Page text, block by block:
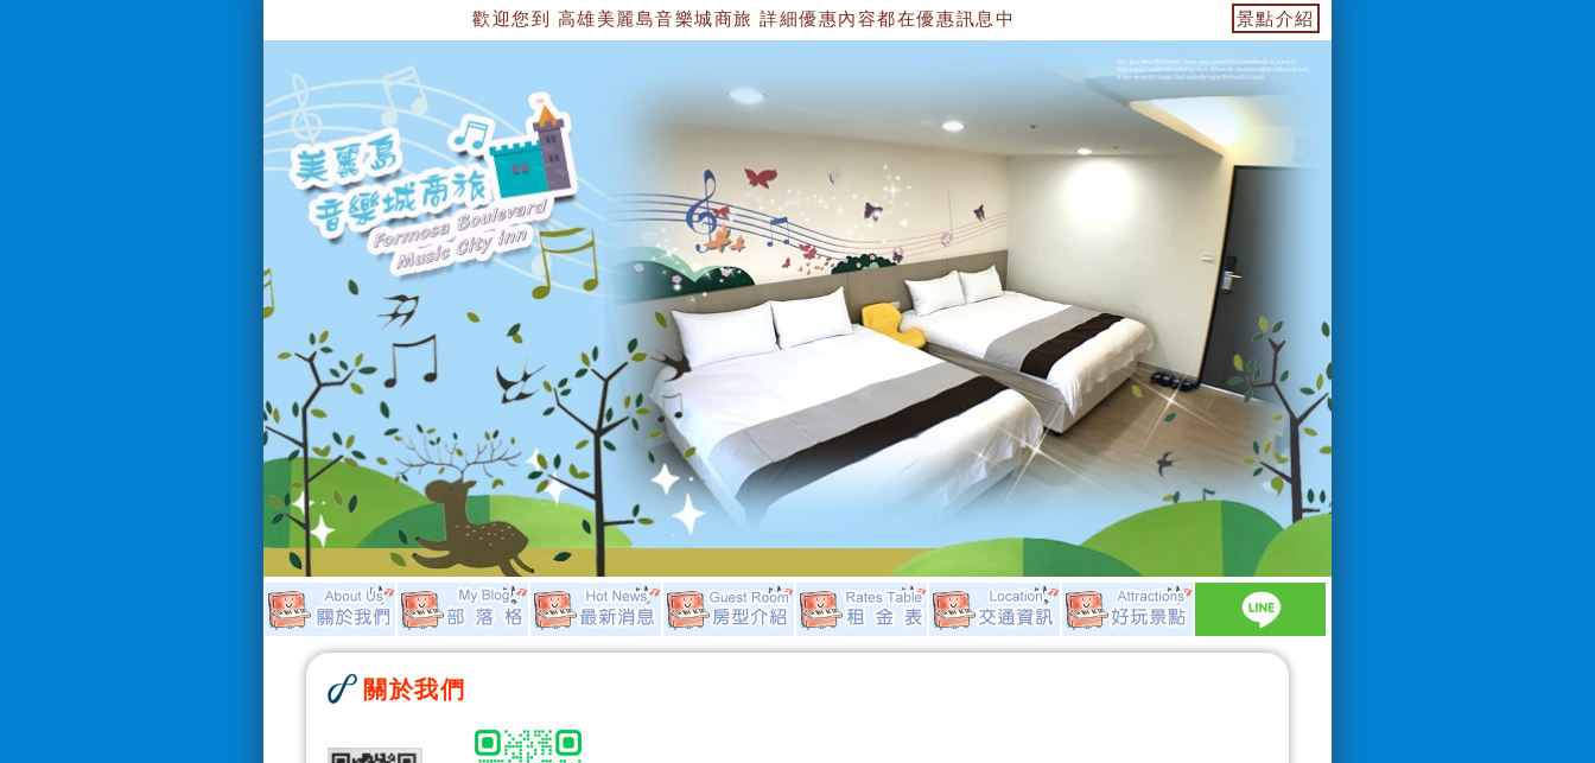
歡迎您到 高雄美麗島音樂城商旅 詳細優惠內容都在優惠訊息中 官方網站：https://153474955739.web.fullinn.tw 訂房電話：
景點介紹
關於我們